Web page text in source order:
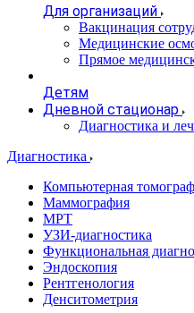
Для организаций
Вакцинация
Медицинские
Прямое
Детям
Дневной стационар
Диагностика и
Диагностика
Компьютерная
Маммография
МРТ
УЗИ-диагностика
Функциональная
Эндоскопия
Рентгенология
Денситометрия